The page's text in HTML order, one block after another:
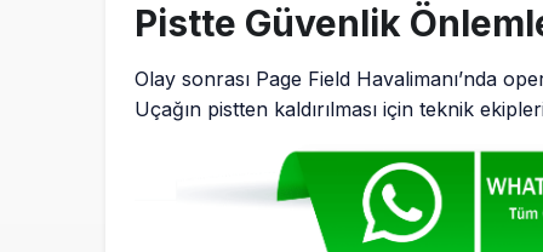
Pistte Güvenlik
Olay sonrası Page Field Havalimanı’nda
Uçağın pistten kaldırılması için teknik